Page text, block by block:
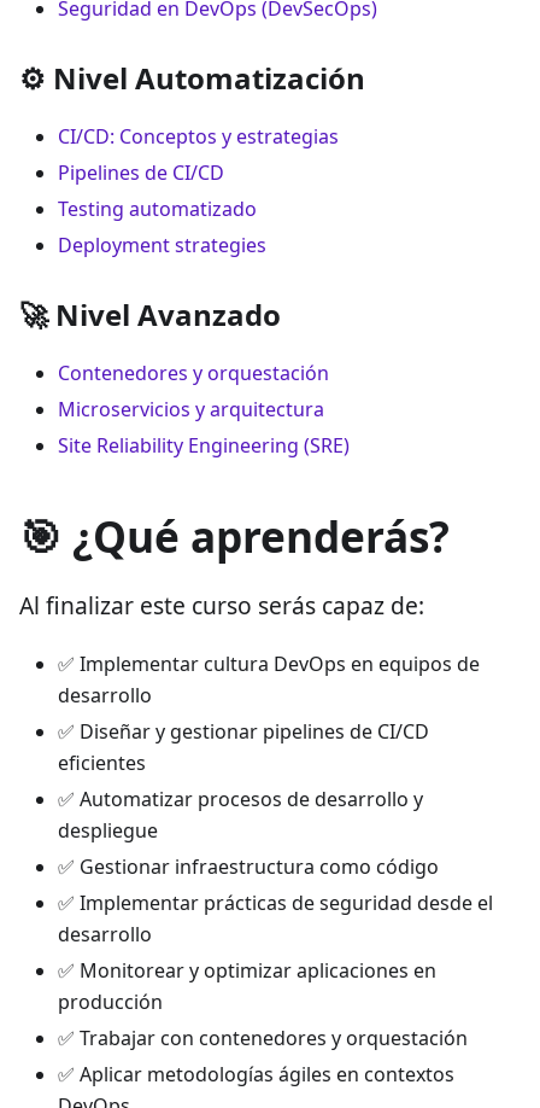
Seguridad en DevOps (DevSecOps)
⚙️ Nivel Automatización
CI/CD: Conceptos y estrategias
Pipelines de CI/CD
Testing automatizado
Deployment strategies
🚀 Nivel Avanzado
Contenedores y orquestación
Microservicios y arquitectura
Site Reliability Engineering (SRE)
🎯 ¿Qué aprenderás?
Al finalizar este curso serás capaz de:
✅ Implementar cultura DevOps en equipos de
desarrollo
✅ Diseñar y gestionar pipelines de CI/CD
eficientes
✅ Automatizar procesos de desarrollo y
despliegue
✅ Gestionar infraestructura como código
✅ Implementar prácticas de seguridad desde el
desarrollo
✅ Monitorear y optimizar aplicaciones en
producción
✅ Trabajar con contenedores y orquestación
✅ Aplicar metodologías ágiles en contextos